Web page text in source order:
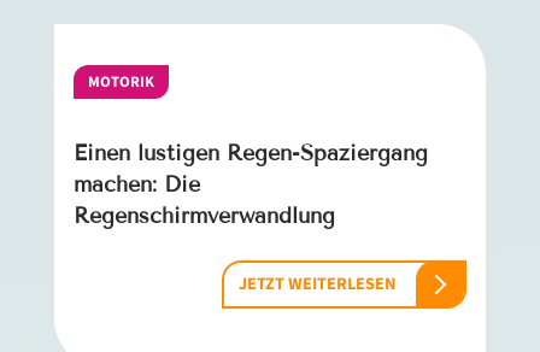
MOTORIK
Einen lustigen Regen-Spaziergang
machen: Die
Regenschirmverwandlung
JETZT WEITERLESEN